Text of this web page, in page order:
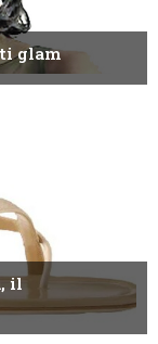
glam
il